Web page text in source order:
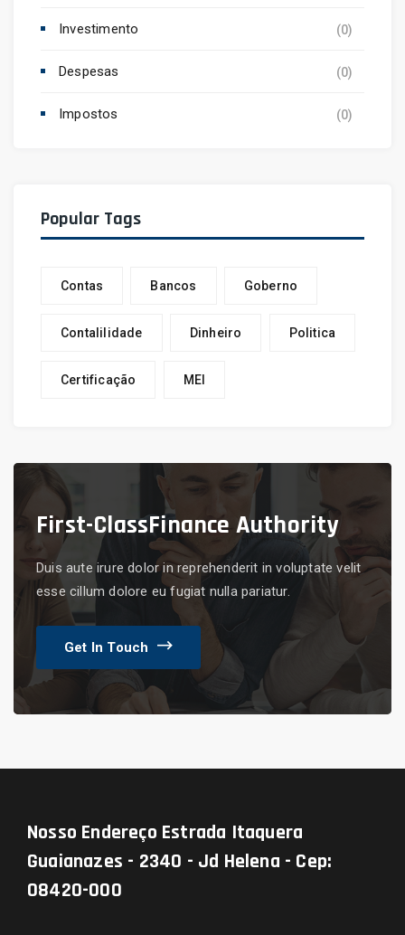
Investimento (0)
Despesas (0)
Impostos (0)
Popular Tags
Contas Bancos Goberno
Contalilidade Dinheiro Politica
Certificação MEI
First-ClassFinance Authority
Duis aute irure dolor in reprehenderit in voluptate velit
esse cillum dolore eu fugiat nulla pariatur.
Get In Touch
Nosso Endereço Estrada Itaquera
Guaianazes - 2340 - Jd Helena - Cep:
08420-000